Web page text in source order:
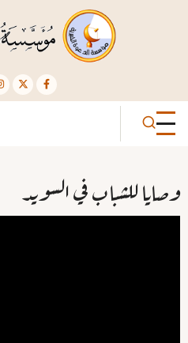
وصايا للشباب في السويد